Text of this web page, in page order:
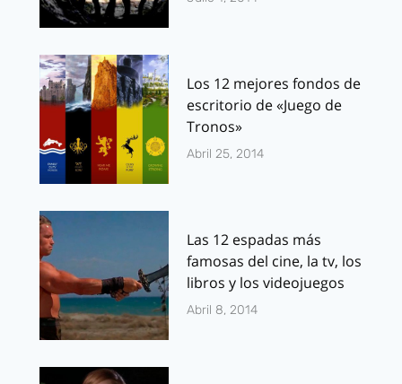
Los 12 mejores fondos de
escritorio de «Juego de
Tronos»
Abril 25, 2014
Las 12 espadas más
famosas del cine, la tv, los
libros y los videojuegos
Abril 8, 2014